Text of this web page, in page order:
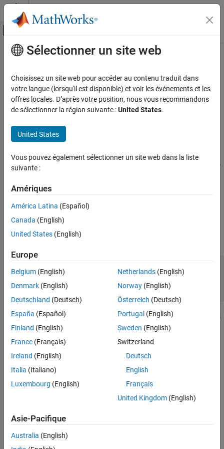
Passer au contenu
Activer/désactiver l'affichage du menu
Accueil de la documentation
Simscape
Customization
Composite Components
Parameterizing Composite Components
Contenu principal
Parameterizing Composite
Components
Composite component parameters let you adjust the desired
parameters of the underlying member components from the top-
corresponding parameter in the top-levelparametersdeclaration
block, and then assigning it to the desired parameter of a member
Declare Component Parameters
For example, the following code includes a Foundation library
Resistor block in your custom component file, with the ability to
'Ohm'}; [...] end components(ExternalAccess=observe) r1
= foundation.electrical.elements.resistor(R = p1);
[...] end [...] end
You do not have to assign all the parameters of member blocks to
top-level parameters. If a member block parameter does not have
a corresponding top-level parameter, the composite model uses
the default value of this parameter, specified in the member
component.
See Also
Composite Component — DC Motor
Specifying Initial Target Values for Member Variables
Sélectionner un site web
Choisissez un site web pour accéder au contenu traduit dans
votre langue (lorsqu'il est disponible) et voir les événements et les
offres locales. D’après votre position, nous vous recommandons
de sélectionner la région suivante :United States.
United States
Vous pouvez également sélectionner un site web dans la liste
suivante :
Amériques
América Latina (Español)
Canada (English)
United States (English)
Europe
Belgium (English)
Denmark (English)
Deutschland (Deutsch)
España (Español)
Finland (English)
France (Français)
Ireland (English)
Italia (Italiano)
Luxembourg (English)
Netherlands(English)
Norway(English)
Österreich (Deutsch)
Portugal (English)
Sweden (English)
Switzerland
Deutsch
English
Français
United Kingdom(English)
Asie-Pacifique
Australia (English)